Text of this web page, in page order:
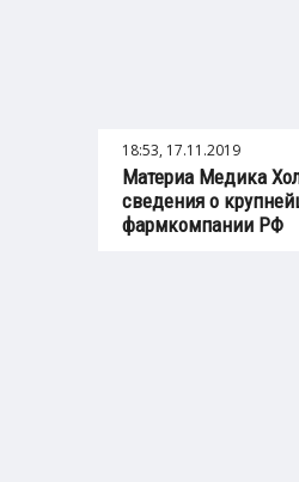
18:53, 17.11.2019
Материа Медика
сведения о
фармкомпании РФ